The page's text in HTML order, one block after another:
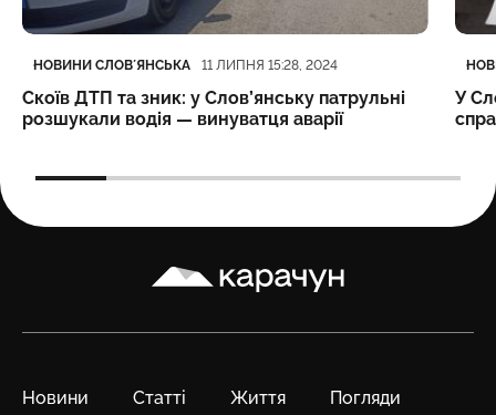
Категорія
НОВИНИ СЛОВʼЯНСЬКА
Дата публікації 11 ЛИПНЯ 15:28, 2024
Скоїв ДТП та зник: у Слов’янську патрульні
розшукали водія — винуватця аварії
У
Карачун
Новини Статті Життя Погляди